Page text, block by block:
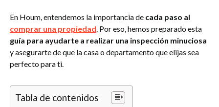
En Houm, entendemos la importancia de cada paso al
comprar una propiedad. Por eso, hemos preparado esta
guía para ayudarte a realizar una inspección minuciosa
y asegurarte de que la casa o departamento que elijas sea
perfecto para ti.
Tabla de contenidos